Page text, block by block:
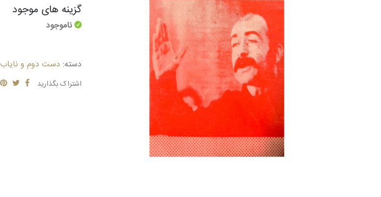
گزینه های موجود
ناموجود
دسته: دست دوم و نایاب
اشتراک بگذارید